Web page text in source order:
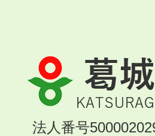
葛
城
市
KATSURAGI
法人番号